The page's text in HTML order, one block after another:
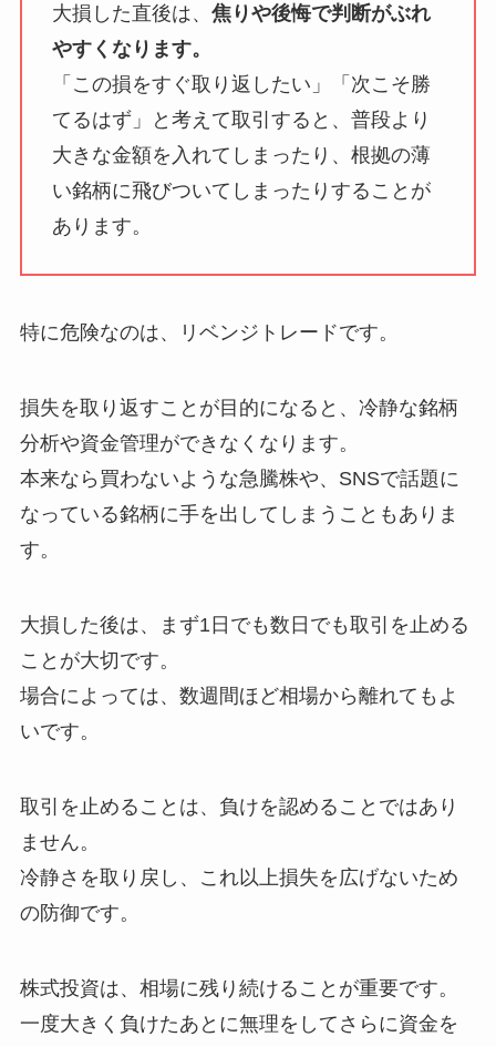
大損した直後は、 焦りや後悔で判断がぶれ
やすくなります。
「この損をすぐ取り返したい」「次こそ勝
てるはず」と考えて取引すると、普段より
大きな金額を入れてしまったり、根拠の薄
い銘柄に飛びついてしまったりすることが
あります。
特に危険なのは、リベンジトレードです。
損失を取り返すことが目的になると、冷静な銘柄
分析や資金管理ができなくなります。
本来なら買わないような急騰株や、SNSで話題に
なっている銘柄に手を出してしまうこともありま
す。
大損した後は、まず1日でも数日でも取引を止める
ことが大切です。
場合によっては、数週間ほど相場から離れてもよ
いです。
取引を止めることは、負けを認めることではあり
ません。
冷静さを取り戻し、これ以上損失を広げないため
の防御です。
株式投資は、相場に残り続けることが重要です。
一度大きく負けたあとに無理をしてさらに資金を